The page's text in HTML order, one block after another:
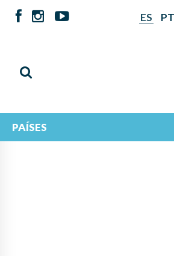
ES PT
PAÍSES